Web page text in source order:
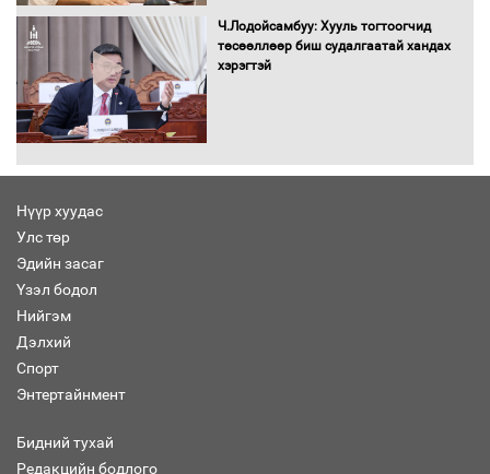
Ч.Лодойсамбуу: Хууль тогтоогчид
төсөөллөөр биш судалгаатай хандах
хэрэгтэй
Нүүр хуудас
Улс төр
Эдийн засаг
Үзэл бодол
Нийгэм
Дэлхий
Спорт
Энтертайнмент
Бидний тухай
Редакцийн бодлого